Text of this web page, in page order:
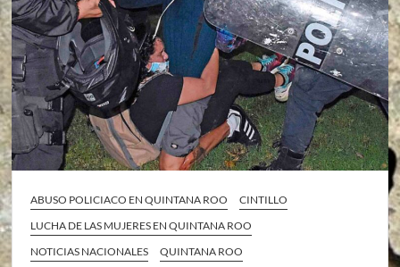
ABUSO POLICIACO EN QUINTANA ROO
CINTILLO
LUCHA DE LAS MUJERES EN QUINTANA ROO
NOTICIAS NACIONALES
QUINTANA ROO